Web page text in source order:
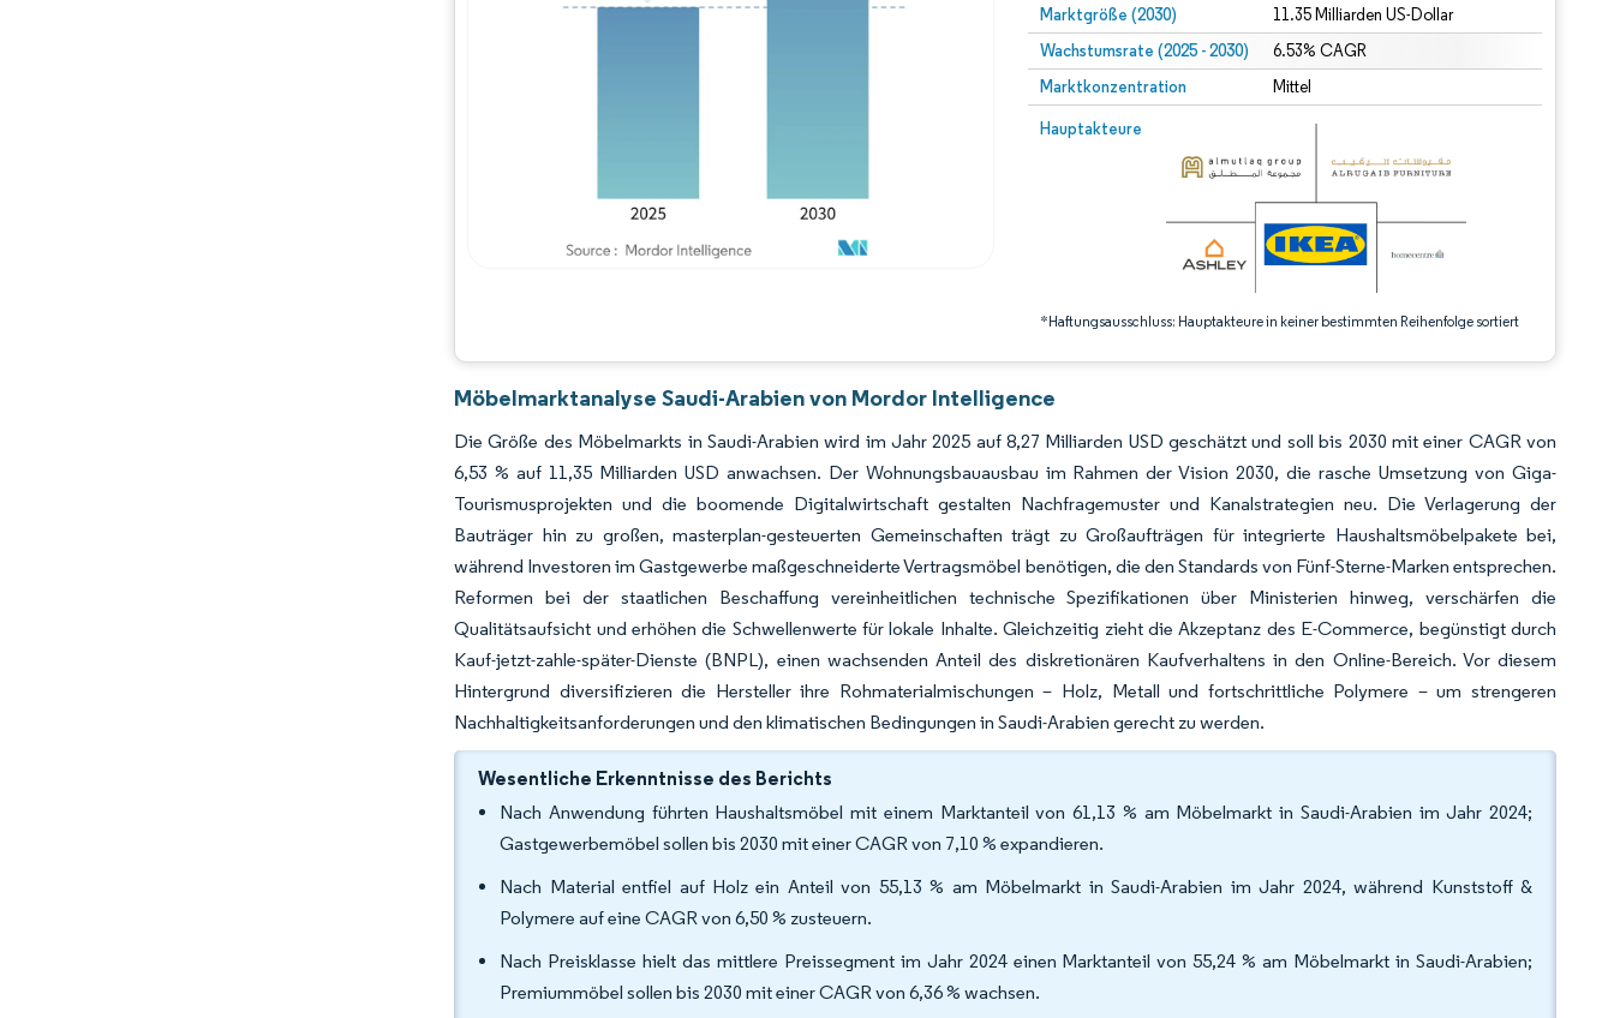
Marktgröße (2030) 11.35 Milliarden US-Dollar
Wachstumsrate (2025 - 2030) 6.53% CAGR
Marktkonzentration Mittel
Hauptakteure
*Haftungsausschluss: Hauptakteure in keiner bestimmten Reihenfolge sortiert
Bild © Mordor Intelligence. Wiederverwendung erfordert Namensnennung gemäß CC BY 4.0.
Bild © Mordor Intelligence. Wiederverwendung erfordert Namensnennung gemäß CC BY 4.0.
Möbelmarktanalyse Saudi-Arabien von Mordor Intelligence
Die Größe des Möbelmarkts in Saudi-Arabien wird im Jahr 2025 auf 8,27 Milliarden USD geschätzt und soll bis 2030 mit einer CAGR von
6,53 % auf 11,35 Milliarden USD anwachsen. Der Wohnungsbauausbau im Rahmen der Vision 2030, die rasche Umsetzung von Giga-
Tourismusprojekten und die boomende Digitalwirtschaft gestalten Nachfragemuster und Kanalstrategien neu. Die Verlagerung der
Bauträger hin zu großen, masterplan-gesteuerten Gemeinschaften trägt zu Großaufträgen für integrierte Haushaltsmöbelpakete bei,
während Investoren im Gastgewerbe maßgeschneiderte Vertragsmöbel benötigen, die den Standards von Fünf-Sterne-Marken entsprechen.
Reformen bei der staatlichen Beschaffung vereinheitlichen technische Spezifikationen über Ministerien hinweg, verschärfen die
Qualitätsaufsicht und erhöhen die Schwellenwerte für lokale Inhalte. Gleichzeitig zieht die Akzeptanz des E-Commerce, begünstigt durch
Kauf-jetzt-zahle-später-Dienste (BNPL), einen wachsenden Anteil des diskretionären Kaufverhaltens in den Online-Bereich. Vor diesem
Hintergrund diversifizieren die Hersteller ihre Rohmaterialmischungen – Holz, Metall und fortschrittliche Polymere – um strengeren
Nachhaltigkeitsanforderungen und den klimatischen Bedingungen in Saudi-Arabien gerecht zu werden.
Wesentliche Erkenntnisse des Berichts
Nach Anwendung führten Haushaltsmöbel mit einem Marktanteil von 61,13 % am Möbelmarkt in Saudi-Arabien im Jahr 2024;
Gastgewerbemöbel sollen bis 2030 mit einer CAGR von 7,10 % expandieren.
Nach Material entfiel auf Holz ein Anteil von 55,13 % am Möbelmarkt in Saudi-Arabien im Jahr 2024, während Kunststoff &
Polymere auf eine CAGR von 6,50 % zusteuern.
Nach Preisklasse hielt das mittlere Preissegment im Jahr 2024 einen Marktanteil von 55,24 % am Möbelmarkt in Saudi-Arabien;
Premiummöbel sollen bis 2030 mit einer CAGR von 6,36 % wachsen.